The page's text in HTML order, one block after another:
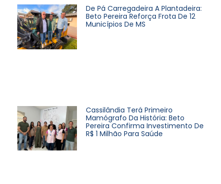
De Pá Carregadeira A Plantadeira:
Beto Pereira Reforça Frota De 12
Municípios De MS
Cassilândia Terá Primeiro
Mamógrafo Da História: Beto
Pereira Confirma Investimento De
R$ 1 Milhão Para Saúde